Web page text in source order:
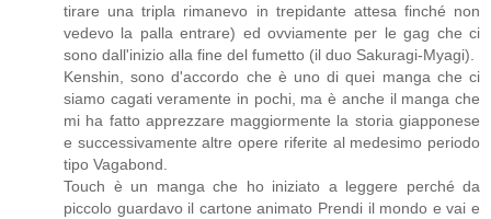
tirare una tripla rimanevo in trepidante attesa finché non
vedevo la palla entrare) ed ovviamente per le gag che ci
sono dall'inizio alla fine del fumetto (il duo Sakuragi-Myagi).
Kenshin, sono d'accordo che è uno di quei manga che ci
siamo cagati veramente in pochi, ma è anche il manga che
mi ha fatto apprezzare maggiormente la storia giapponese
e successivamente altre opere riferite al medesimo periodo
tipo Vagabond.
Touch è un manga che ho iniziato a leggere perché da
piccolo guardavo il cartone animato Prendi il mondo e vai e